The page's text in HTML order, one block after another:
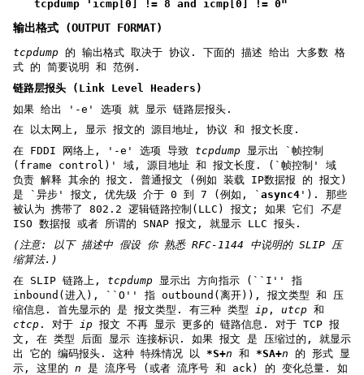
tcpdump 'icmp[0] != 8 and icmp[0] != 0"
输出格式 (OUTPUT FORMAT)
tcpdump 的 输出格式 取决于 协议. 下面的 描述 给出 大多数 格
式 的 简要说明 和 范例.
链路层报头 (Link Level Headers)
如果 给出 '-e' 选项 就 显示 链路层报头.
在 以太网上, 显示 报文的 源目地址, 协议 和 报文长度.
在 FDDI 网络上, '-e' 选项 导致 tcpdump 显示出 `帧控制
(frame control)' 域, 源目地址 和 报文长度. (`帧控制' 域
负责 解释 其余的 报文. 普通报文 (例如 装载 IP数据报 的 报文)
是 `异步' 报文, 优先级 介于 0 到 7 (例如, ` async4 '). 那些
被认为 携带了 802.2 逻辑链路控制(LLC) 报文; 如果 它们 不是
ISO 数据报 或者 所谓的 SNAP 报文, 就显示 LLC 报头.
(注意: 以下 描述中 假设 你 熟悉 RFC-1144 中说明的 SLIP 压
缩算法.)
在 SLIP 链路上, tcpdump 显示出 方向指示 (``I'' 指
inbound(进入), ``O'' 指 outbound(离开)), 报文类型 和 压
缩信息. 首先显示的 是 报文类型. 有三种 类型
ip , utcp 和
ctcp . 对于 ip 报文 不再 显示 更多的 链路信息. 对于 TCP 报
文, 在 类型 后面 显示 连接标识. 如果 报文 是 压缩过的, 就显示
出 它的 编码报头. 这种 特殊情况 以 *S+n 和 *SA+n 的 形式 显
示, 这里的 n 是 流序号 (或者 流序号 和 ack) 的 变化总量. 如